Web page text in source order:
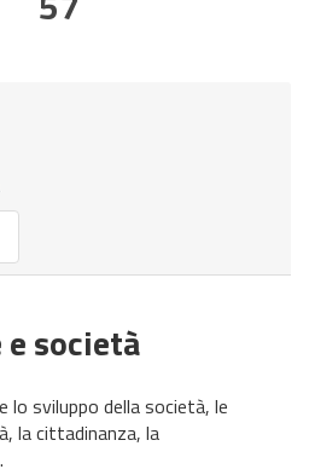
società
lo sviluppo della società, le
la cittadinanza, la